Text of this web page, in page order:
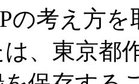
の考え方
、東京都